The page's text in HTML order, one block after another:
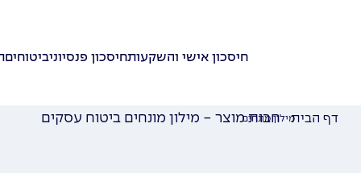
חיסכון אישי והשקעותחיסכון פנסיוניביטוחים
דף הביתמילון מונחים
חבות מוצר - מילון מונחים ביטוח עסקים